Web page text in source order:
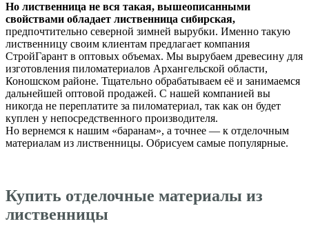
Но лиственница не вся такая, вышеописанными
свойствами обладает лиственница сибирская,
предпочтительно северной зимней вырубки. Именно такую
лиственницу своим клиентам предлагает компания
СтройГарант в оптовых объемах. Мы вырубаем древесину для
изготовления пиломатериалов Архангельской области,
Коношском районе. Тщательно обрабатываем её и занимаемся
дальнейшей оптовой продажей. С нашей компанией вы
никогда не переплатите за пиломатериал, так как он будет
куплен у непосредственного производителя.
Но вернемся к нашим «баранам», а точнее — к отделочным
материалам из лиственницы. Обрисуем самые популярные.
Купить отделочные материалы из
лиственницы